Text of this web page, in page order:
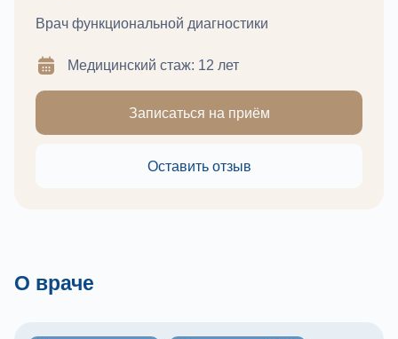
Врач функциональной диагностики
Медицинский стаж: 12 лет
Записаться на приём
Оставить отзыв
О враче